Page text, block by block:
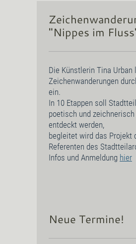
"Nippes im
Die Künstlerin Tina Urban
Zeichenwanderungen
ein.
In 10 Etappen soll
poetisch und zeichnerisch
entdeckt werden,
begleitet wird das Projekt
Referenten des
Infos und Anmeldung hier
Neue Termine!